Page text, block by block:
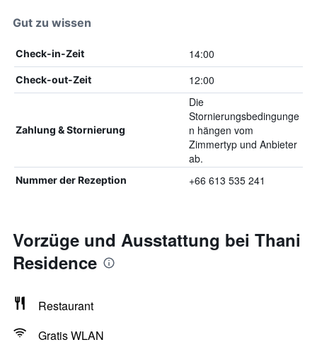
Gut zu wissen
Check-in-Zeit 14:00
Check-out-Zeit 12:00
Zahlung & Stornierung
Die
Stornierungsbedingunge
n hängen vom
Zimmertyp und Anbieter
ab.
Nummer der Rezeption +66 613 535 241
Vorzüge und Ausstattung bei Thani
Residence
Restaurant
Gratis WLAN